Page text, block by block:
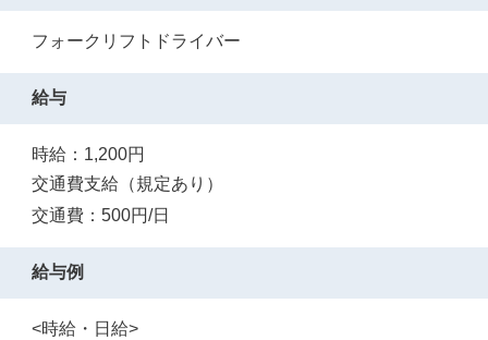
フォークリフトドライバー
給与
時給：1,200円
交通費支給（規定あり）
交通費：500円/日
給与例
<時給・日給>